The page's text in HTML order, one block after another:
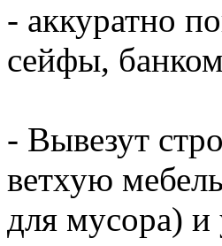
- аккуратно
сейфы,
- Вывезут
ветхую
для мусора) и